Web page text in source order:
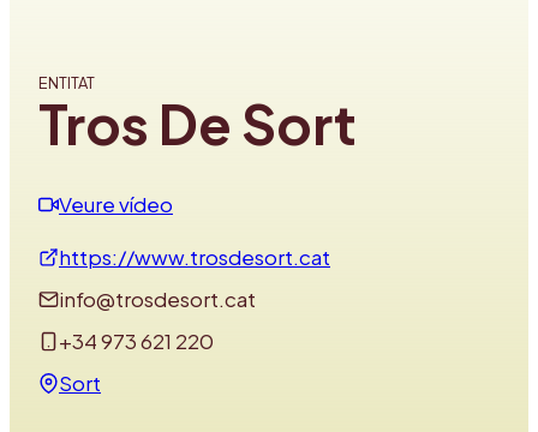
ENTITAT
Tros De Sort
Veure vídeo
https://www.trosdesort.cat
info@trosdesort.cat
+34 973 621 220
Sort